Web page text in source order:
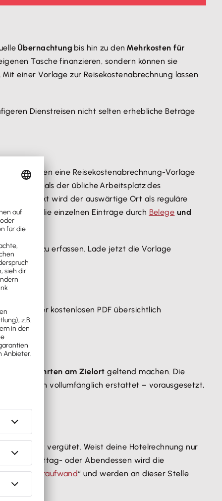
Übernachtung bis hin zu den Mehrkosten für
Tasche finanzieren, sondern können sie
. Mit einer Vorlage zur Reisekostenabrechnung lassen
Dienstreisen nicht selten erhebliche Beträge
Kosten eine Reisekostenabrechnung-Vorlage
liegt als der übliche Arbeitsplatz des
Zeitpunkt wird der auswärtige Ort als reguläre
Pflicht, die einzelnen Einträge durch Belege und
korrekt zu erfassen. Lade jetzt die Vorlage
in unserer kostenlosen PDF übersichtlich
Fahrten am Zielort geltend machen. Die
werden vollumfänglich erstattet – vorausgesetzt,
vergütet. Weist deine Hotelrechnung nur
einem Mittag- oder Abendessen wird die
“ und werden an dieser Stelle